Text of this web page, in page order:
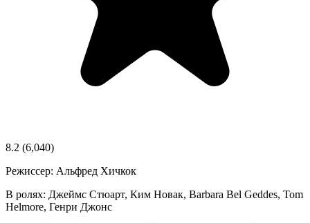
8.2 (6,040)
Режиссер: Альфред Хичкок
В ролях: Джеймс Стюарт, Ким Новак, Barbara Bel Geddes, Tom
Helmore, Генри Джонс